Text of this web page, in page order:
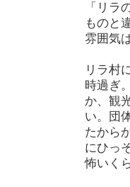
「リラ
ものと
雰囲気
リラ村
時過ぎ
か、観
い。団
たから
にひっ
怖いく